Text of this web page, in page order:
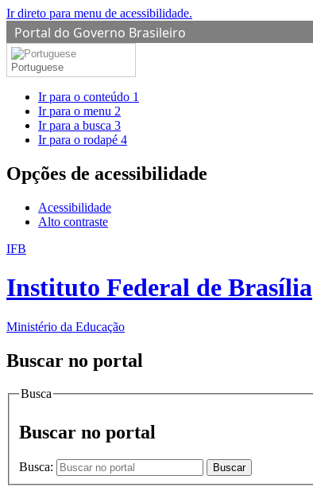
Ir direto para menu de acessibilidade.
Portal do Governo Brasileiro
Portuguese
Ir para o conteúdo 1
Ir para o menu 2
Ir para a busca 3
Ir para o rodapé 4
Opções de acessibilidade
Acessibilidade
Alto contraste
IFB
Instituto Federal de Brasília
Ministério da Educação
Buscar no portal
Busca
Buscar no portal
Busca: Buscar